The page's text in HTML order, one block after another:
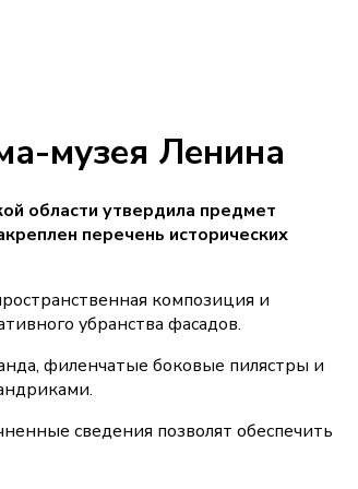
музея Ленина
области утвердила предмет
перечень исторических
композиция и
убранства фасадов.
филенчатые боковые пилястры и
сведения позволят обеспечить